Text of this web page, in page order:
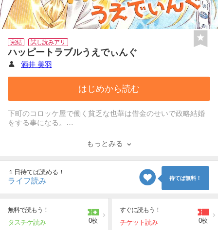
完結 試し読みアリ
ハッピートラブルうえでぃんぐ
酒井 美羽
はじめから読む
下町のコロッケ屋で働く貧乏な也華は借金のせいで政略結婚
をする事になる。
もっとみる
１日待てば読める！
ライフ読み 待てば無料！
無料で読もう！
タスチケ読み 0枚
すぐに読もう！
チケット読み 0枚